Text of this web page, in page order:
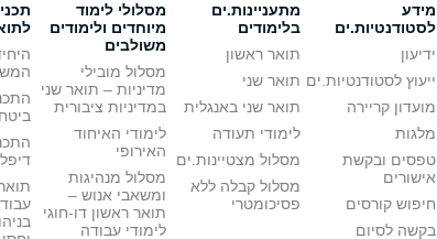
מידע
לסטודנטיות.ים
ידיעון
ייעוץ לסטודנטיות.ים
מועדון קריירה
מלגות
טפסים ובקשת
אישורים
חיפוש קורסים
בקשה לסיום
מתעניינות.ים
בלימודים
תואר ראשון
תואר שני
תואר שני באנגלית
לימודי תעודה
מסלול מצטיינות.ים
מסלול קבלה ללא
פסיכומטרי
מסלולי לימוד
מיוחדים ולימודים
משולבים
מסלול מובילי
מדיניות – תואר שני
במדיניות ציבורית
לימודי האיחוד
האירופי
מסלול מנהיגות
ומשאבי אנוש –
תואר ראשון דו-חוגי
לימודי עבודה